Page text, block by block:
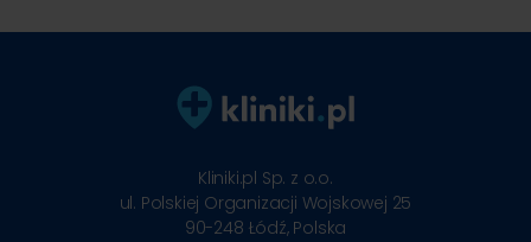
Kliniki.pl Sp. z o.o.
ul. Polskiej Organizacji Wojskowej 25
90-248 Łódź, Polska